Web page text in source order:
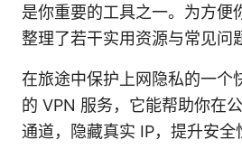
是你重要的工具之一。为方便
整理了若干实用资源与常见问
在旅途中保护上网隐私的一个
的 VPN 服务，它能帮助你在
通道，隐藏真实 IP，提升安